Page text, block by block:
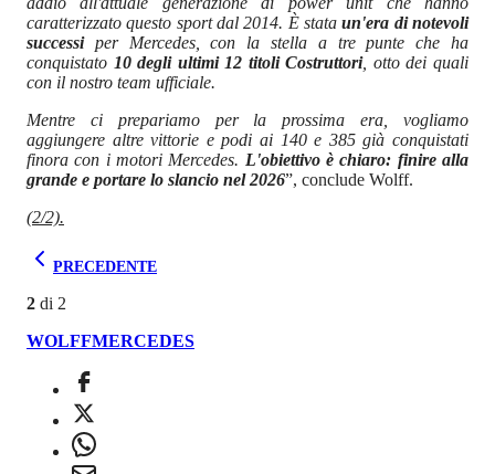
caratterizzato questo sport dal 2014. È stataun'era di notevoli
successi per Mercedes, con la stella a tre punte che ha
conquistato 10 degli ultimi 12 titoli Costruttori, otto dei quali
con il nostro team ufficiale.
Mentre ci prepariamo per la prossima era, vogliamo
aggiungere altre vittorie e podi ai 140 e 385 già conquistati
finora con i motori Mercedes. L'obiettivo è chiaro: finire alla
grande e portare lo slancio nel 2026”, conclude Wolff.
(2/2).
PRECEDENTE
2 di 2
WOLFFMERCEDES